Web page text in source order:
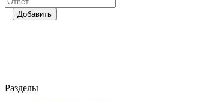
Добавить
Разделы